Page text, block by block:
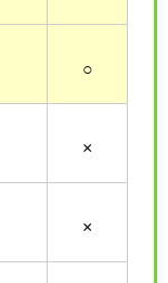
○
×
×